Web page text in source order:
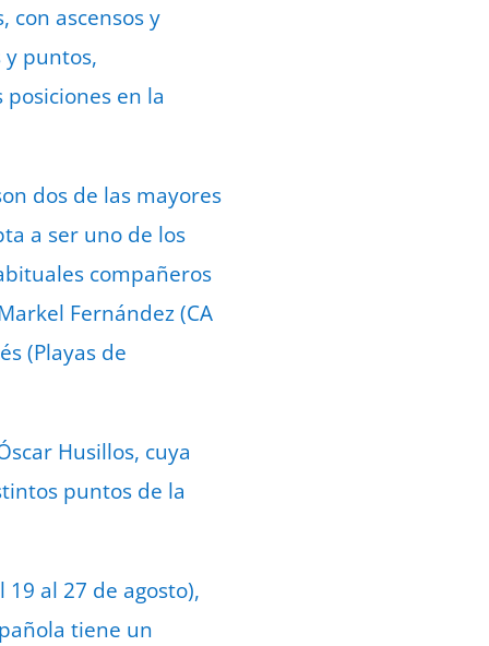
con ascensos y
y puntos,
en la
dos de las mayores
a ser uno de los
compañeros
Fernández (CA
(Playas de
Husillos, cuya
puntos de la
al 27 de agosto),
tiene un